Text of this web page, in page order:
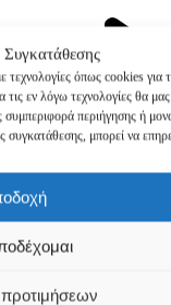
Συγκατάθεσης
τεχνολογίες όπως cookies για
εν λόγω τεχνολογίες θα μας
περιήγησης ή
μπορεί να
-350ml